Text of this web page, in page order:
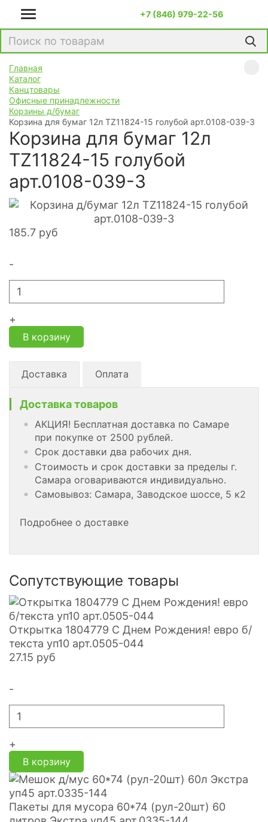
+7 (846) 979-22-56
Главная
Каталог
Канцтовары
Офисные принадлежности
Корзины д/бумаг
Корзина для бумаг 12л TZ11824-15 голубой арт.0108-039-3
Корзина для бумаг 12л
TZ11824-15 голубой
арт.0108-039-3
185.7 руб
-
+
В корзину
Доставка Оплата
Доставка товаров
АКЦИЯ! Бесплатная доставка по Самаре
при покупке от 2500 рублей.
Срок доставки два рабочих дня.
Стоимость и срок доставки за пределы г.
Самара оговариваются индивидуально.
Самовывоз: Самара, Заводское шоссе, 5 к2
Подробнее о доставке
Сопутствующие товары
Открытка 1804779 С Днем Рождения! евро б/
текста уп10 арт.0505-044
27.15 руб
-
+
В корзину
Пакеты для мусора 60*74 (рул-20шт) 60